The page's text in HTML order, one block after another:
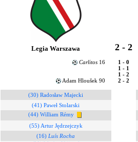
Legia Warszawa 2 - 2
Carlitos16
1 - 0
1 - 1
1 - 2
Adam Hloušek 90
2 - 2
(30) Radosław Majecki
(41) Paweł Stolarski
(44) William Rémy
(55) Artur Jędrzejczyk
(16) Luís Rocha